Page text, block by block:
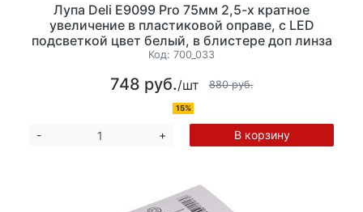
Лупа Deli E9099 Pro 75мм 2,5-х кратнoe
увеличение в пластиковой оправе, с LED
подсветкой цвет белый, в блистере доп линза
для очень мелкого текста.
Код: 700_033
748 руб./шт 880 руб.
15%
- + В корзину